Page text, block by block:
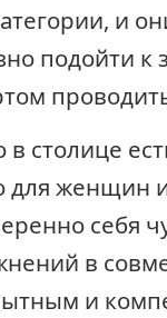
и
подойти к
в столице
для женщин
себя
в
и